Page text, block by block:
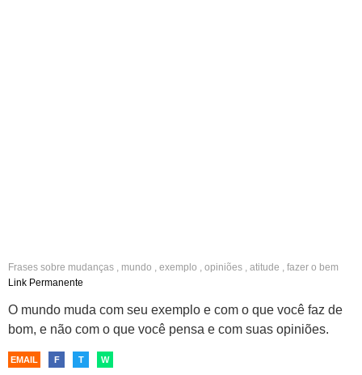
Frases sobre mudanças mundo exemplo opiniões atitude
fazer o bem
Link Permanente
O mundo muda com seu exemplo e com o que você faz de
bom, e não com o que você pensa e com suas opiniões.
EMAIL F T W